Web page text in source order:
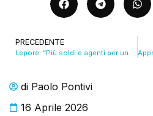
di Paolo Pontivi
16 Aprile 2026
PRECEDENTE
Lepore: “Più soldi e agenti per una sicurezza integrata”. VIDEO